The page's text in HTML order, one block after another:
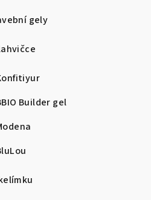
gely
Builder gel